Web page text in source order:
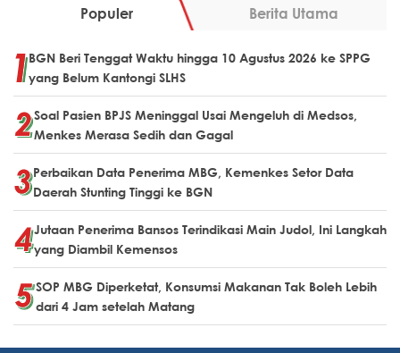
Populer Berita Utama
BGN Beri Tenggat Waktu hingga 10 Agustus 2026 ke SPPG
yang Belum Kantongi SLHS
Soal Pasien BPJS Meninggal Usai Mengeluh di Medsos,
Menkes Merasa Sedih dan Gagal
Perbaikan Data Penerima MBG, Kemenkes Setor Data
Daerah Stunting Tinggi ke BGN
Jutaan Penerima Bansos Terindikasi Main Judol, Ini Langkah
yang Diambil Kemensos
SOP MBG Diperketat, Konsumsi Makanan Tak Boleh Lebih
dari 4 Jam setelah Matang